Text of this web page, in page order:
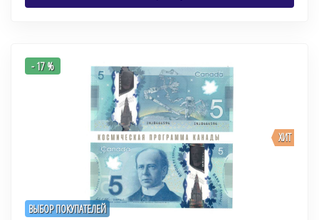
ВЫБОР ПОКУПАТЕЛЕЙ
ХИТ
- 17 %